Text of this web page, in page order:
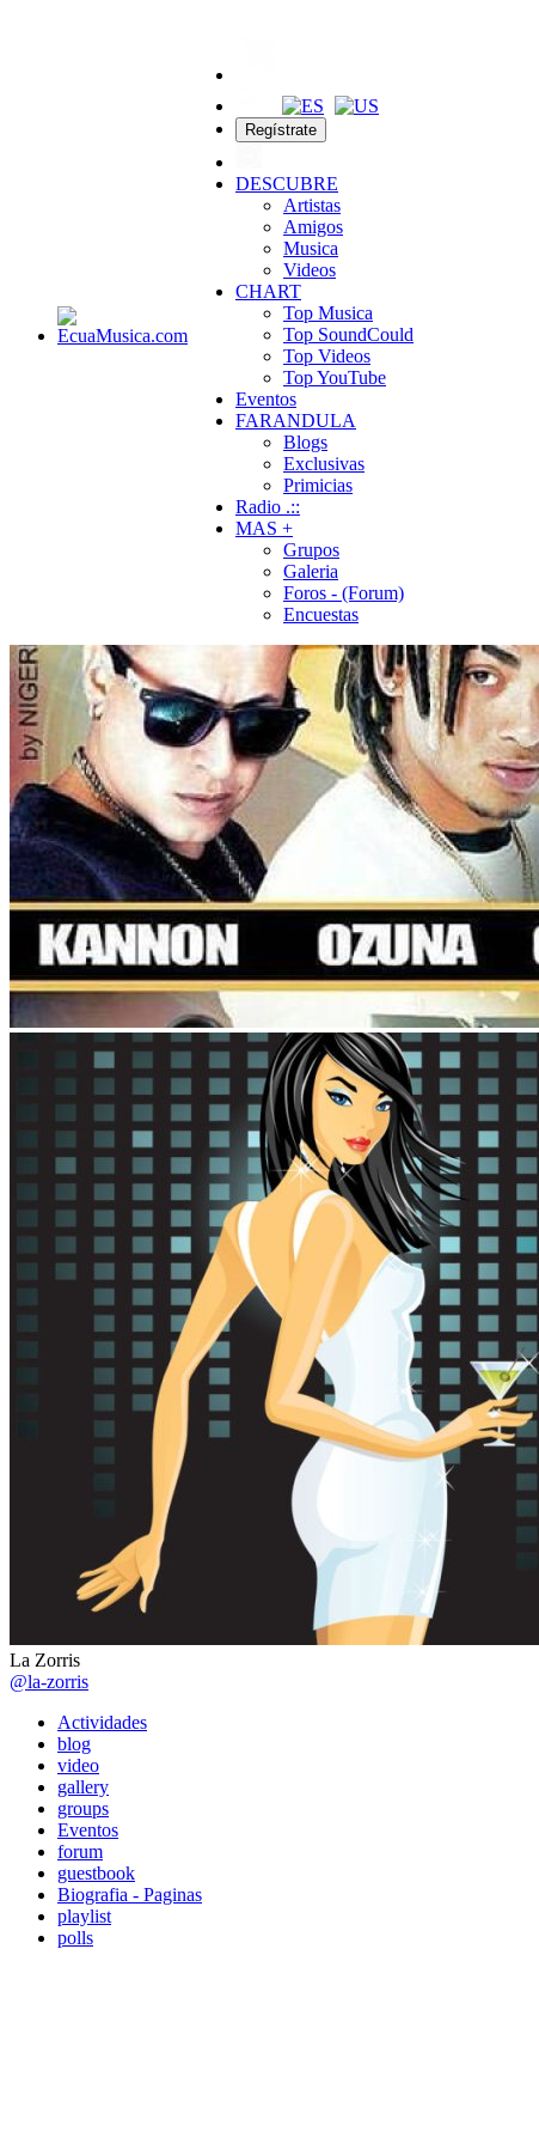
Regístrate
DESCUBRE
Artistas
Amigos
Musica
Videos
CHART
Top Musica
Top SoundCould
Top Videos
Top YouTube
Eventos
FARANDULA
Blogs
Exclusivas
Primicias
Radio .::
MAS +
Grupos
Galeria
Foros - (Forum)
Encuestas
La Zorris
@la-zorris
Actividades
blog
video
gallery
groups
Eventos
forum
guestbook
Biografia - Paginas
playlist
polls